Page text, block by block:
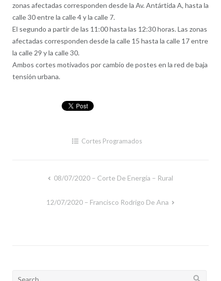
zonas afectadas corresponden desde la Av. Antártida A, hasta la
calle 30 entre la calle 4 y la calle 7.
El segundo a partir de las 11:00 hasta las 12:30 horas. Las zonas
afectadas corresponden desde la calle 15 hasta la calle 17 entre
la calle 29 y la calle 30.
Ambos cortes motivados por cambio de postes en la red de baja
tensión urbana.
Cortes Programados
08/07/2020 – Corte De Energía – Rural
12/07/2020 – Francisco Rodrigo De Ana
Search